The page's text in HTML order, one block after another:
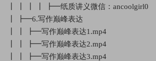
┃ ┃ ┃ ┃ ┣━纸质讲义微信：ancoolgirl0
┃ ┣━6.写作巅峰表达
┃ ┃ ┣━写作巅峰表达1.mp4
┃ ┃ ┣━写作巅峰表达2.mp4
┃ ┃ ┣━写作巅峰表达3.mp4